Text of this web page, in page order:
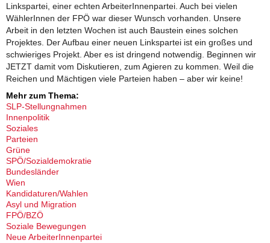
Linkspartei, einer echten ArbeiterInnenpartei. Auch bei vielen
WählerInnen der FPÖ war dieser Wunsch vorhanden. Unsere
Arbeit in den letzten Wochen ist auch Baustein eines solchen
Projektes. Der Aufbau einer neuen Linkspartei ist ein großes und
schwieriges Projekt. Aber es ist dringend notwendig. Beginnen wir
JETZT damit vom Diskutieren, zum Agieren zu kommen. Weil die
Reichen und Mächtigen viele Parteien haben – aber wir keine!
Mehr zum Thema:
SLP-Stellungnahmen
Innenpolitik
Soziales
Parteien
Grüne
SPÖ/Sozialdemokratie
Bundesländer
Wien
Kandidaturen/Wahlen
Asyl und Migration
FPÖ/BZÖ
Soziale Bewegungen
Neue ArbeiterInnenpartei